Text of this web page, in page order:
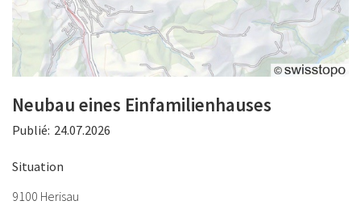
Neubau eines Einfamilienhauses
Publié: 24.07.2026
Situation
9100 Herisau